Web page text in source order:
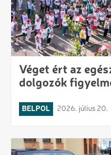
Véget ért az
dolgozók
BELPOL 2026. július 20.